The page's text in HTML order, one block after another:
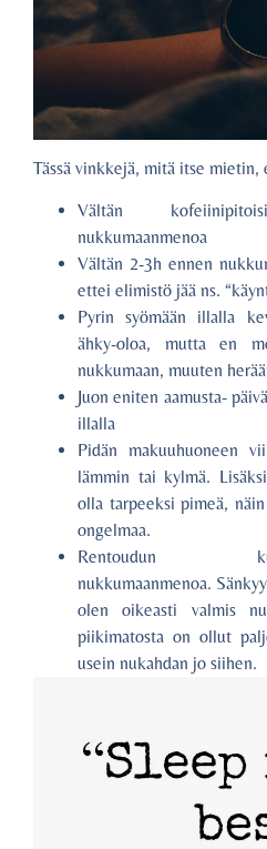
Tässä vinkkejä, mitä itse mietin,
Vältän
nukkumaanmenoa
Vältän 2-3h ennen
ettei elimistö jää ns.
Pyrin syömään illalla
ähky-oloa, mutta en
nukkumaan, muuten
Juon eniten aamusta-
illalla
Pidän makuuhuoneen
lämmin tai kylmä.
olla tarpeeksi pimeä,
ongelmaa.
Rentoudun
nukkumaanmenoa.
olen oikeasti valmis
piikimatosta on ollut
usein nukahdan jo siihen.